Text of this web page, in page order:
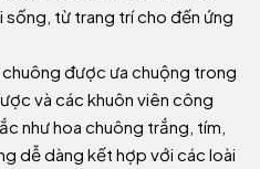
từ trang trí cho đến ứng
chuông được ưa chuộng trong
và các khuôn viên công
như hoa chuông trắng, tím,
dễ dàng kết hợp với các loài